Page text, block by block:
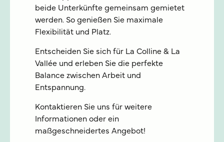
beide Unterkünfte gemeinsam gemietet
werden. So genießen Sie maximale
Flexibilität und Platz.
Entscheiden Sie sich für La Colline & La
Vallée und erleben Sie die perfekte
Balance zwischen Arbeit und
Entspannung.
Kontaktieren Sie uns für weitere
Informationen oder ein
maßgeschneidertes Angebot!